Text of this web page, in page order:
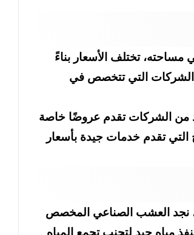
تختلف الأسعار بناءً
الشركات التي تتخصص في
من الشركات تقدم عروضًا خاصة
تقدم خدمات جيدة بأسعار
نجد العشب الصناعي المخصص
مياه جيد لتجنب تجمع المياه